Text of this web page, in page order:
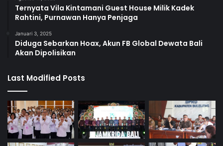
Ternyata Vila Kintamani Guest House Milik Kadek
Rahtini, Purnawan Hanya Penjaga
Januari 3, 2025
Diduga Sebarkan Hoax, Akun FB Global Dewata Bali
Akan Dipolisikan
Last Modified Posts